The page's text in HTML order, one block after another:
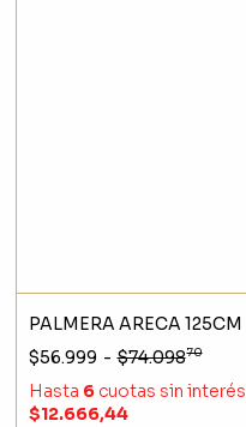
PALMERA ARECA 125CM
$56.999 - $74.09870
Hasta 6cuotas sin interés
$12.666,44